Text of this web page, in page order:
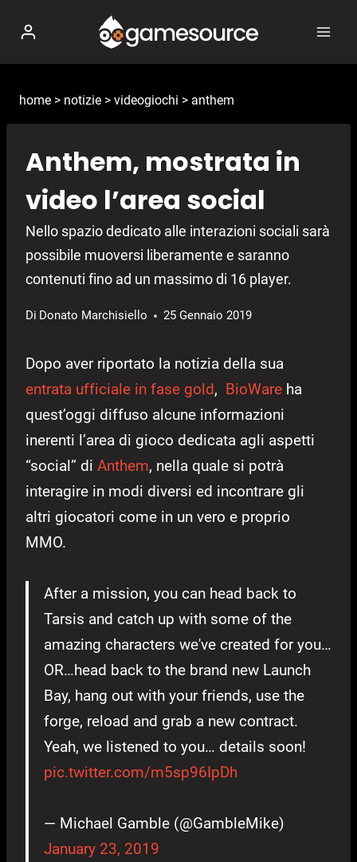
contenuto
home > notizie > videogiochi > anthem
Anthem, mostrata in
video l’area social
Nello spazio dedicato alle interazioni sociali sarà
possibile muoversi liberamente e saranno
contenuti fino ad un massimo di 16 player.
Di Donato Marchisiello 25 Gennaio 2019
Dopo aver riportato la notizia della sua
entrata ufficiale in fase gold, BioWare ha
quest’oggi diffuso alcune informazioni
inerenti l’area di gioco dedicata agli aspetti
“social” di Anthem, nella quale si potrà
interagire in modi diversi ed incontrare gli
altri giocatori come in un vero e proprio
MMO.
After a mission, you can head back to
Tarsis and catch up with some of the
amazing characters we've created for you…
OR…head back to the brand new Launch
Bay, hang out with your friends, use the
forge, reload and grab a new contract.
Yeah, we listened to you… details soon!
pic.twitter.com/m5sp96IpDh
— Michael Gamble (@GambleMike)
January 23, 2019